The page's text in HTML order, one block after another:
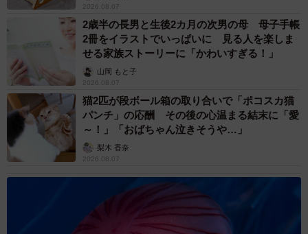
2026.08.07
2歳半の長男と生後2カ月の次男の母 母子手帳
2冊をイラストでいっぱいに 見る人を楽しま
せる家族ストーリーに「かわいすぎる！」
山岡 もと子
2026.08.07
猫2匹が段ボール箱の取り合いで「ポコスカ猫
パンチ」の応酬 その後の心温まる結末に「愛
～！」「おばちゃん泣きそうや…」
梨木 香奈
2026.08.07